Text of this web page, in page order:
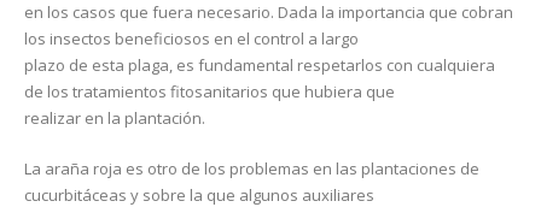
en los casos que fuera necesario. Dada la importancia que cobran
los insectos beneficiosos en el control a largo
plazo de esta plaga, es fundamental respetarlos con cualquiera
de los tratamientos fitosanitarios que hubiera que
realizar en la plantación.
La araña roja es otro de los problemas en las plantaciones de
cucurbitáceas y sobre la que algunos auxiliares